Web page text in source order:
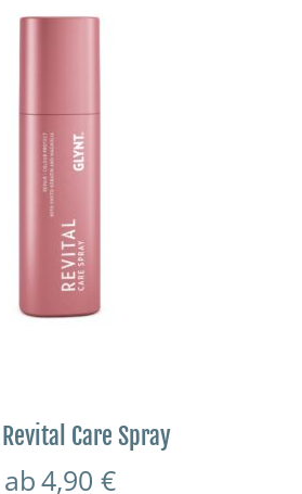
Care Spray
ab4,90 €